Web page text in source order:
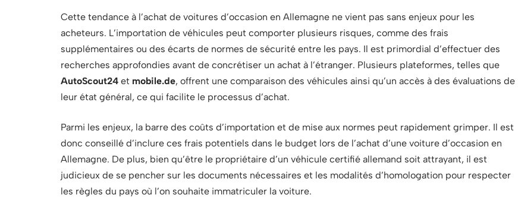
Cette tendance à l’achat de voitures d’occasion en Allemagne ne vient pas sans enjeux pour les
acheteurs. L’importation de véhicules peut comporter plusieurs risques, comme des frais
supplémentaires ou des écarts de normes de sécurité entre les pays. Il est primordial d’effectuer des
recherches approfondies avant de concrétiser un achat à l’étranger. Plusieurs plateformes, telles que
AutoScout24 et mobile.de, offrent une comparaison des véhicules ainsi qu’un accès à des évaluations de
leur état général, ce qui facilite le processus d’achat.
Parmi les enjeux, la barre des coûts d’importation et de mise aux normes peut rapidement grimper. Il est
donc conseillé d’inclure ces frais potentiels dans le budget lors de l’achat d’une voiture d’occasion en
Allemagne. De plus, bien qu’être le propriétaire d’un véhicule certifié allemand soit attrayant, il est
judicieux de se pencher sur les documents nécessaires et les modalités d’homologation pour respecter
les règles du pays où l’on souhaite immatriculer la voiture.